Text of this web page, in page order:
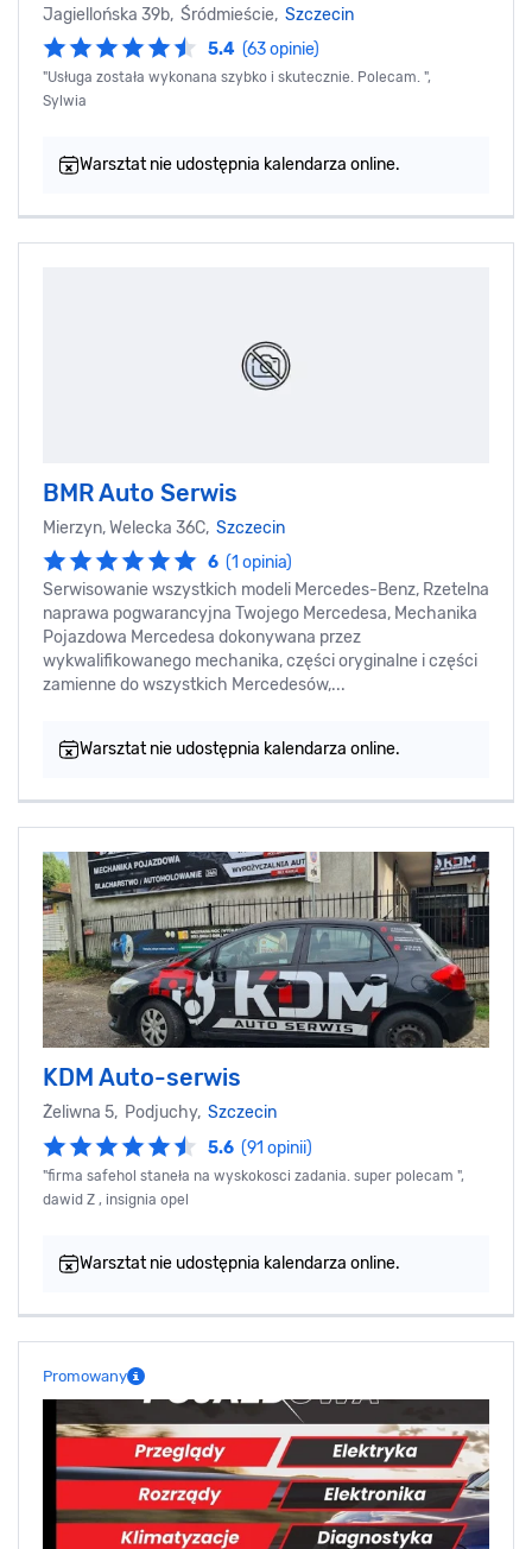
Jagiellońska 39b, Śródmieście, Szczecin
5.4 (63 opinie)
"Usługa została wykonana szybko i skutecznie. Polecam. ",
Sylwia
Warsztat nie udostępnia kalendarza online.
BMR Auto Serwis
Mierzyn, Welecka 36C, Szczecin
6 (1 opinia)
Serwisowanie wszystkich modeli Mercedes-Benz, Rzetelna
naprawa pogwarancyjna Twojego Mercedesa, Mechanika
Pojazdowa Mercedesa dokonywana przez
wykwalifikowanego mechanika, części oryginalne i części
zamienne do wszystkich Mercedesów,...
Warsztat nie udostępnia kalendarza online.
KDM Auto-serwis
Żeliwna 5, Podjuchy, Szczecin
5.6 (91 opinii)
"firma safehol staneła na wyskokosci zadania. super polecam ",
dawid Z , insignia opel
Warsztat nie udostępnia kalendarza online.
Promowany